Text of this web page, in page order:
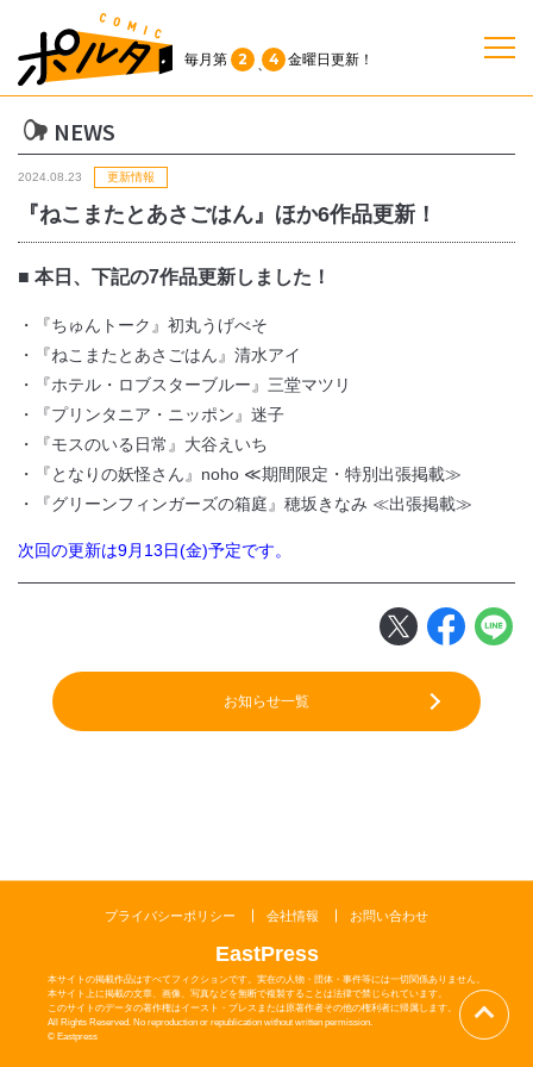
毎月第 2 4 金曜日 更新！
作品一覧
単行本
NEWS
持ち込み
お問い合わせ
NEWS
2024.08.23 更新情報
『ねこまたとあさごはん』ほか6作品更新！
■ 本日、下記の7作品更新しました！
・『ちゅんトーク』初丸うげべそ
・『ねこまたとあさごはん』清水アイ
・『ホテル・ロブスターブルー』三堂マツリ
・『プリンタニア・ニッポン』迷子
・『モスのいる日常』大谷えいち
・『となりの妖怪さん』noho ≪期間限定・特別出張掲載≫
・『グリーンフィンガーズの箱庭』穂坂きなみ ≪出張掲載≫
次回の更新は9月13日(金)予定です。
お知らせ一覧
EastPress
本サイトの掲載作品はすべてフィクションです。実在の人物・団体・事件等には一切関係ありません。
本サイト上に掲載の文章、画像、写真などを無断で複製することは法律で禁じられています。
このサイトのデータの著作権はイースト・プレスまたは原著作者その他の権利者に帰属します。
All Rights Reserved. No reproduction or republication without written permission.
© Eastpress
プライバシーポリシー 会社情報 お問い合わせ